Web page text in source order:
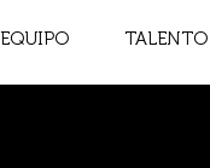
EQUIPO TALENTO